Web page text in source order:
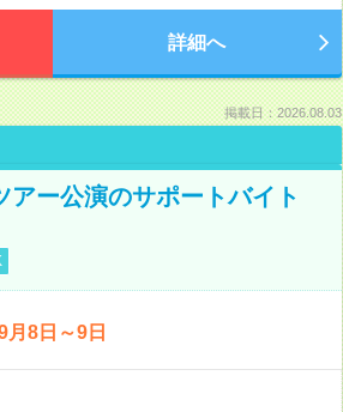
詳細へ
掲載日：2026.08.03
ー公演のサポートバイト
8日～9日